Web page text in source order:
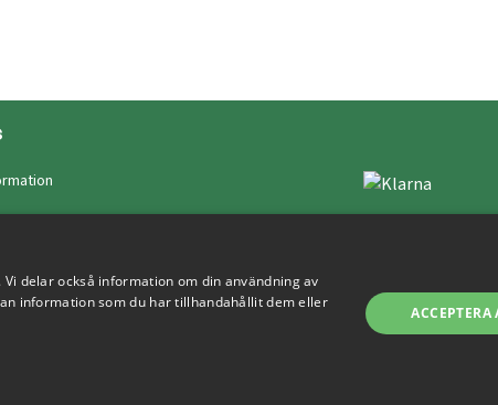
Copyright © 2019 This
delar också information om din användning av
information som du har tillhandahållit dem eller
ACCEPTERA